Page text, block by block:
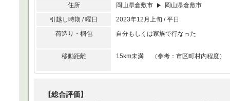
住所
岡山県倉敷市
岡山県倉敷市
引越し時期 / 曜日
2023年12月上旬 / 平日
荷造り・梱包
自分もしくは家族で行なった
移動距離 15km未満 （参考：市区町村内程度）
【総合評価】